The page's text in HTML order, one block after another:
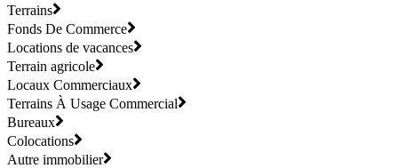
Terrains
Fonds De Commerce
Locations de vacances
Terrain agricole
Locaux Commerciaux
Terrains À Usage Commercial
Bureaux
Colocations
Autre immobilier